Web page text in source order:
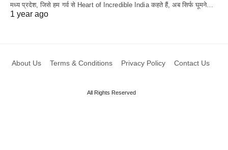
मध्य प्रदेश, जिसे हम गर्व से Heart of Incredible India कहते हैं, अब सिर्फ घूमने…
1 year ago
About Us Terms & Conditions Privacy Policy Contact Us
All Rights Reserved